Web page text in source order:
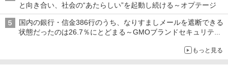
と向き合い、社会の“あたらしい”を起動し続ける～オプテージ
国内の銀行・信金386行のうち、なりすましメールを遮断できる
状態だったのは26.7％にとどまる～GMOブランドセキュリティ
もっと見る